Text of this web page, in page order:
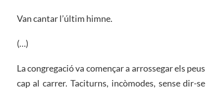
Van cantar l’últim himne.
(…)
La congregació va començar a arrossegar els peus
cap al carrer. Taciturns, incòmodes, sense dir-se